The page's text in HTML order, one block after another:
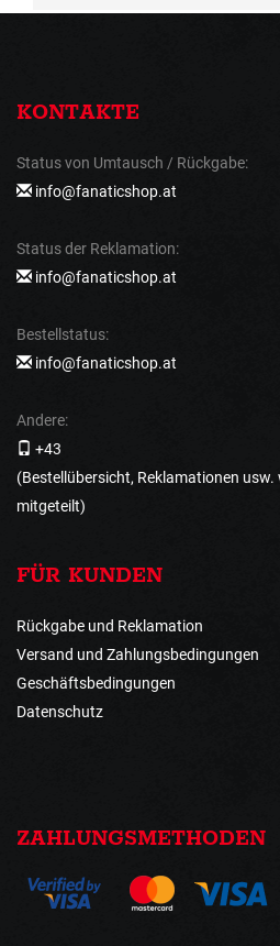
KONTAKTE
Status von Umtausch / Rückgabe:
info@fanaticshop.at
Status der Reklamation:
info@fanaticshop.at
Bestellstatus:
info@fanaticshop.at
Andere:
+43
(Bestellübersicht, Reklamationen
mitgeteilt)
FÜR KUNDEN
Rückgabe und Reklamation
Versand und Zahlungsbedingungen
Geschäftsbedingungen
Datenschutz
ZAHLUNGSMETHODEN